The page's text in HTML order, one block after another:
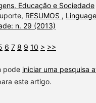
Educação e Sociedade
RESUMOS ,
n. 29 (2013)
6 7 8 9 10 > >>
pode iniciar uma pesquisa
este artigo.